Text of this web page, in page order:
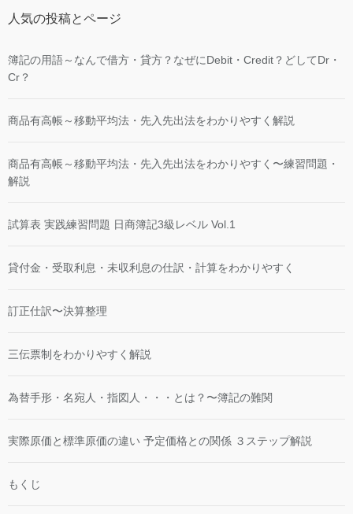
人気の投稿とページ
簿記の用語～なんで借方・貸方？なぜにDebit・Credit？どしてDr・
Cr？
商品有高帳～移動平均法・先入先出法をわかりやすく解説
商品有高帳～移動平均法・先入先出法をわかりやすく〜練習問題・
解説
試算表 実践練習問題 日商簿記3級レベル Vol.1
貸付金・受取利息・未収利息の仕訳・計算をわかりやすく
訂正仕訳〜決算整理
三伝票制をわかりやすく解説
為替手形・名宛人・指図人・・・とは？〜簿記の難関
実際原価と標準原価の違い 予定価格との関係 ３ステップ解説
もくじ